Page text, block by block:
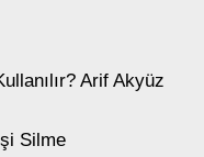
Arif Akyüz
Silme